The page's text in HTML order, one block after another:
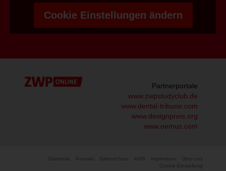
Cookie Einstellungen ändern
Partnerportale
www.zwpstudyclub.de
www.dental-tribune.com
www.designpreis.org
www.oemus.com
Startseite Kontakt Datenschutz AGB Impressum
Über uns
Cookie-Einstellung